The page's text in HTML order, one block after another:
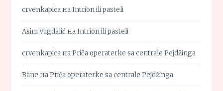
crvenkapica наIntrion ili pasteli
Asim Vugdalić наIntrion ili pasteli
crvenkapica наPriča operaterke sa centrale Pejdžinga
Bane наPriča operaterke sa centrale Pejdžinga